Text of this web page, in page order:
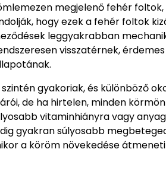
megjelenő fehér
hogy ezek a fehér foltok
leggyakrabban
visszatérnek,
gyakoriak, és különböző
de ha hirtelen, minden
vitaminhiányra vagy
gyakran súlyosabb
a köröm növekedése